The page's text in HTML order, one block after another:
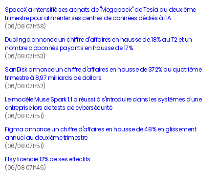
SpaceX a intensifié ses achats de "Megapack" de Tesla au deuxième
trimestre pour alimenter ses centres de données dédiés à l'IA
(06/08 07h58)
Duolingo annonce un chiffre d'affaires en hausse de 18% au T2 et un
nombre d'abonnés payants en hausse de 17%
(06/08 07h53)
SanDisk annonce un chiffre d'affaires en hausse de 372% au quatrième
trimestre à 8,97 milliards de dollars
(06/08 07h52)
Le modèle Muse Spark 1.1 a réussi à s'introduire dans les systèmes d'une
entreprise lors de tests de cybersécurité
(06/08 07h51)
Figma annonce un chiffre d'affaires en hausse de 48% en glissement
annuel au deuxième trimestre
(06/08 07h51)
Etsy licencie 12% de ses effectifs
(06/08 07h46)